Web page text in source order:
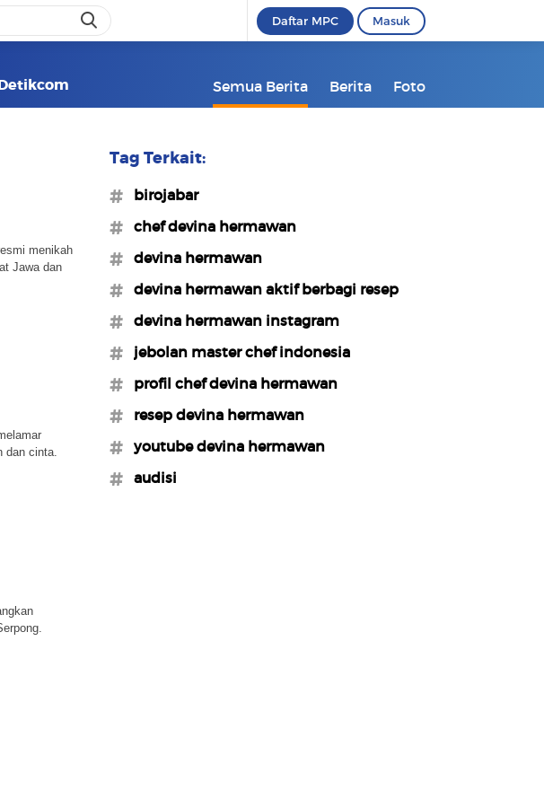
Daftar MPC Masuk
Semua Berita Berita Foto
menikah
Jawa dan
dan cinta.
Tag Terkait:
#birojabar
#chef devina hermawan
#devina hermawan
#devina hermawan aktif berbagi resep
#devina hermawan instagram
#jebolan master chef indonesia
#profil chef devina hermawan
#resep devina hermawan
#youtube devina hermawan
#audisi